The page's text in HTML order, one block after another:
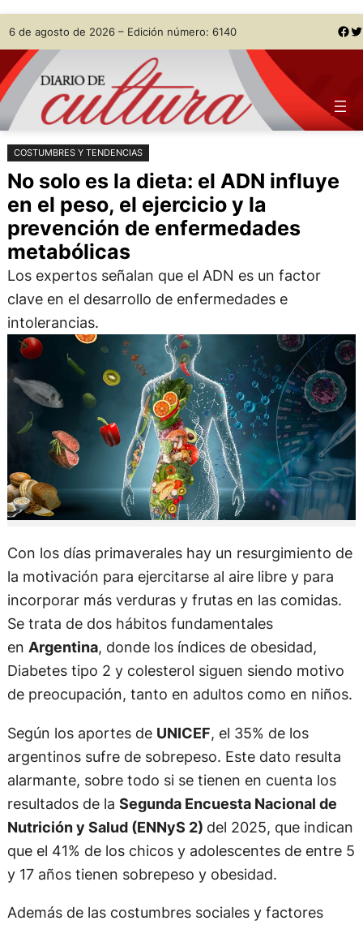
Saltar
al
contenido
Skip
to
content
6 de agosto de 2026 – Edición número: 6140 Facebook Twitter
COSTUMBRES Y TENDENCIAS
No solo es la dieta: el ADN influye
en el peso, el ejercicio y la
prevención de enfermedades
metabólicas
Los expertos señalan que el ADN es un factor
clave en el desarrollo de enfermedades e
intolerancias.
Con los días primaverales hay un resurgimiento de
la motivación para ejercitarse al aire libre y para
incorporar más verduras y frutas en las comidas.
Se trata de dos hábitos fundamentales
en Argentina, donde los índices de obesidad,
Diabetes tipo 2 y colesterol siguen siendo motivo
de preocupación, tanto en adultos como en niños.
Según los aportes de UNICEF, el 35% de los
argentinos sufre de sobrepeso. Este dato resulta
alarmante, sobre todo si se tienen en cuenta los
resultados de la Segunda Encuesta Nacional de
Nutrición y Salud (ENNyS 2) del 2025, que indican
que el 41% de los chicos y adolescentes de entre 5
y 17 años tienen sobrepeso y obesidad.
Además de las costumbres sociales y factores